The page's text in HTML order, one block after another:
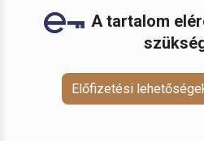
A tartalom
Előfizetési